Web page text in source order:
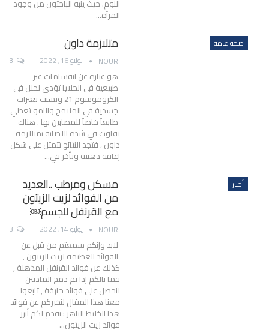
النوم. حيث ينبه الباحثون من وجود
المرآه…
صحة عامة متلازمة داون
NOUR يوليو 16, 2022
هو عبارة عن انقسامات غير
طبيعية في الخلايا تؤدي لخلل في
الكروموسوم 21 وتسبب تغيرات
جسدية في الملامح والنمو تعطي
طابعاً خاصاً للمصابين بها . هناك
تفاوت في شدة الاصابة بمتلازمة
داون ، فتجد النتائج تتمثل على شكل
إعاقة ذهنية وتأخر في…
أخبار مسكن ومرطب ..العديد
من الفوائد لزيت الزيتون
مع القرنفل للجسم￼
NOUR يوليو 14, 2022
لابد وإنكم سمعتم من قبل عن
الفوائد العظيمة لزيت الزيتون ,
كذلك عن فوائد القرنفل المذهلة ,
فما بالكم إذا تم دمج المادتين
لنحصل على فوائد خارقة , تابعوا
معنا هذا المقال لنخبركم عن فوائد
هذا الخليط الباهر : نقدم لكم أبرز
فوائد زيت الزيتون…